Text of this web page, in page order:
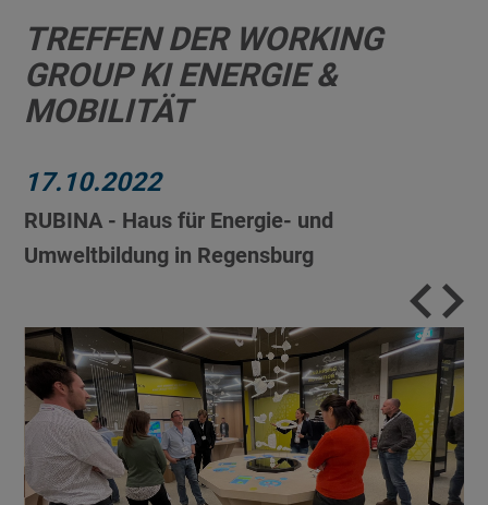
TREFFEN DER WORKING
GROUP KI ENERGIE &
MOBILITÄT
17.10.2022
RUBINA - Haus für Energie- und
Umweltbildung in Regensburg